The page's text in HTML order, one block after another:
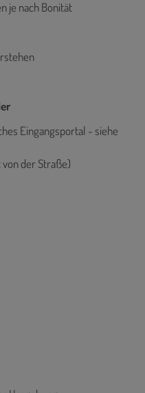
je nach Bonität
Eingangsportal - siehe
der Straße)